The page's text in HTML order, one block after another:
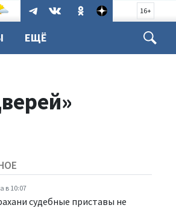
16+
ЕЩЁ
в 10:07
судебные приставы не